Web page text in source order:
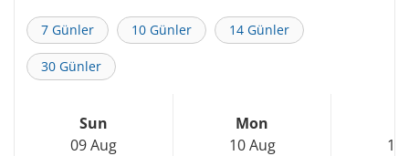
7 Günler 10 Günler 14 Günler
30 Günler
Sun
09 Aug
Mon
10 Aug
11